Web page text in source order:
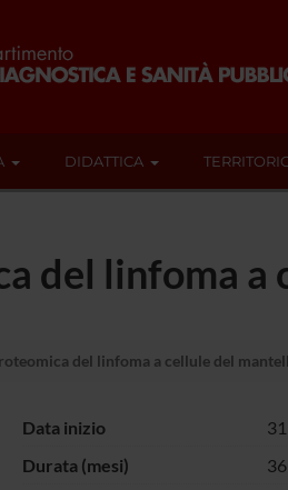
DIDATTICA
del linfoma a
del linfoma a cellule del
Data inizio
Durata (mesi)
36